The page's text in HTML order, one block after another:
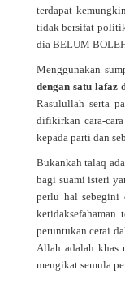
terdapat
tidak bersifat
dia BELUM
Menggunakan
dengan satu lafaz
Rasulullah serta
difikirkan cara-
kepada parti dan
Bukankah talaq
bagi suami isteri
perlu hal sebegini
ketidaksefahaman
peruntukan cerai
Allah adalah khas
mengikat semula